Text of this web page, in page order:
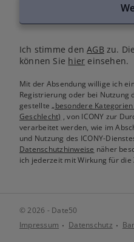
Ich stimme denAGB zu.
können Sie hier einsehen.
Mit der Absendung willige ich
Registrierung oder bei Nutzung
gestellte„besondere
Geschlecht) , von ICONY zur
verarbeitet werden, wie im
und Nutzung des ICONY-
Datenschutzhinweise näher
ich jederzeit mit Wirkung für
© 2026 - Date50
Impressum
Datenschutz